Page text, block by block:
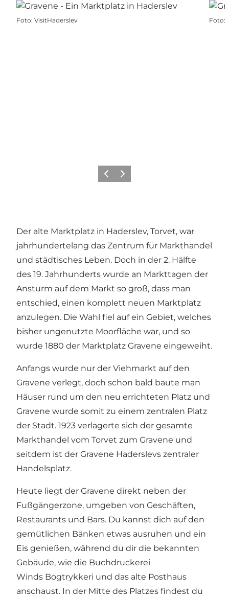
Foto: VisitHaderslev Foto:
ZurückWeiter
Der alte Marktplatz in Haderslev, Torvet, war
jahrhundertelang das Zentrum für Markthandel
und städtisches Leben. Doch in der 2. Hälfte
des 19. Jahrhunderts wurde an Markttagen der
Ansturm auf dem Markt so groß, dass man
entschied, einen komplett neuen Marktplatz
anzulegen. Die Wahl fiel auf ein Gebiet, welches
bisher ungenutzte Moorfläche war, und so
wurde 1880 der Marktplatz Gravene eingeweiht.
Anfangs wurde nur der Viehmarkt auf den
Gravene verlegt, doch schon bald baute man
Häuser rund um den neu errichteten Platz und
Gravene wurde somit zu einem zentralen Platz
der Stadt. 1923 verlagerte sich der gesamte
Markthandel vom Torvet zum Gravene und
seitdem ist der Gravene Haderslevs zentraler
Handelsplatz.
Heute liegt der Gravene direkt neben der
Fußgängerzone, umgeben von Geschäften,
Restaurants und Bars. Du kannst dich auf den
gemütlichen Bänken etwas ausruhen und ein
Eis genießen, während du dir die bekannten
Gebäude, wie die Buchdruckerei
Winds Bogtrykkeri und das alte Posthaus
anschaust. In der Mitte des Platzes findest du